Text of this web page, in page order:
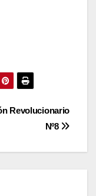
Revolucionario
Nº8